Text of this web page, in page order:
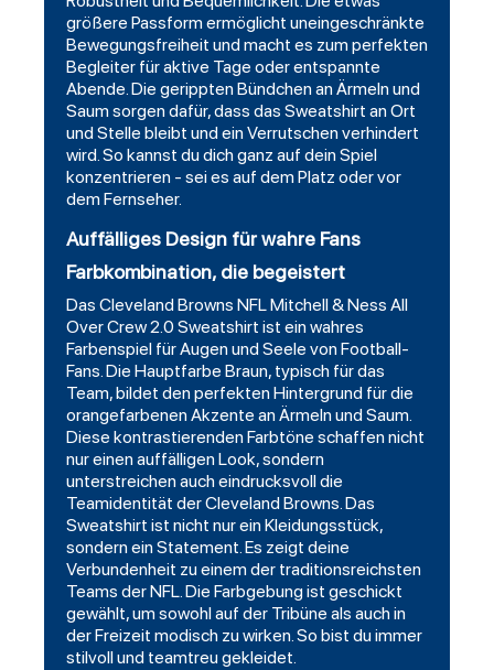
größere Passform ermöglicht uneingeschränkte
Bewegungsfreiheit und macht es zum perfekten
Begleiter für aktive Tage oder entspannte
Abende. Die gerippten Bündchen an Ärmeln und
Saum sorgen dafür, dass das Sweatshirt an Ort
und Stelle bleibt und ein Verrutschen verhindert
wird. So kannst du dich ganz auf dein Spiel
konzentrieren - sei es auf dem Platz oder vor
dem Fernseher.
Auffälliges Design für wahre Fans
Farbkombination, die begeistert
Das Cleveland Browns NFL Mitchell & Ness All
Over Crew 2.0 Sweatshirt ist ein wahres
Farbenspiel für Augen und Seele von Football-
Fans. Die Hauptfarbe Braun, typisch für das
Team, bildet den perfekten Hintergrund für die
orangefarbenen Akzente an Ärmeln und Saum.
Diese kontrastierenden Farbtöne schaffen nicht
nur einen auffälligen Look, sondern
unterstreichen auch eindrucksvoll die
Teamidentität der Cleveland Browns. Das
Sweatshirt ist nicht nur ein Kleidungsstück,
sondern ein Statement. Es zeigt deine
Verbundenheit zu einem der traditionsreichsten
Teams der NFL. Die Farbgebung ist geschickt
gewählt, um sowohl auf der Tribüne als auch in
der Freizeit modisch zu wirken. So bist du immer
stilvoll und teamtreu gekleidet.